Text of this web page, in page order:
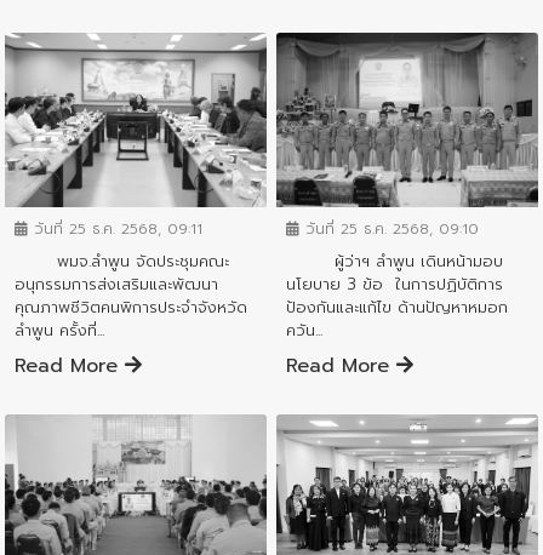
ข่าวสารจังหวัด
วันที่ 25 ธ.ค. 2568, 09:11
พมจ.ลำพูน จัดประชุมคณะ
อนุกรรมการส่งเสริมและพัฒนา
คุณภาพชีวิตคนพิการประจำจังหวัด
ลำพูน ครั้งที่...
Read More
ข่าวสารจังหวัด
วันที่ 25 ธ.ค. 2568, 09:10
ผู้ว่าฯ ลำพูน เดินหน้ามอบ
นโยบาย 3 ข้อ ในการปฏิบัติการ
ป้องกันและแก้ไข ด้านปัญหาหมอก
ควัน...
Read More